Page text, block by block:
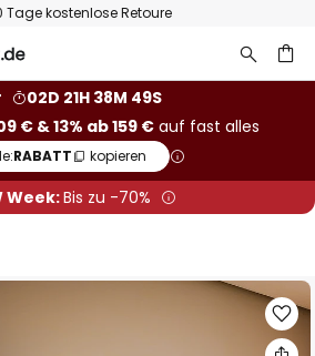
Tage kostenlose Retoure
02D 21H 38M 49S
€ & 13% ab 159 €auf fast alles
RABATT kopieren
Week:Bis zu -70%